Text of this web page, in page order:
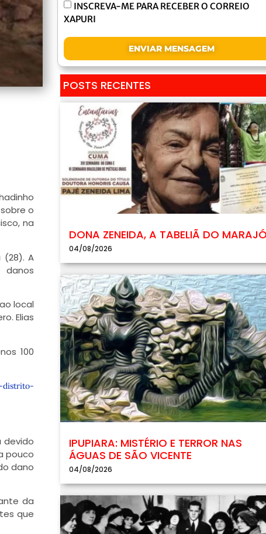
o
na
A
danos
local
Elias
100
distrito-
devido
pouco
dano
da
que
INSCREVA-ME PARA RECEBER O CORREIO
XAPURI
ENVIAR MENSAGEM
POSTS RECENTES
DONA ZENEIDA, A TABELIÃ DO
04/08/2026
IPUPIARA: MISTÉRIO E TERROR NAS
ÁGUAS DE SÃO VICENTE
04/08/2026